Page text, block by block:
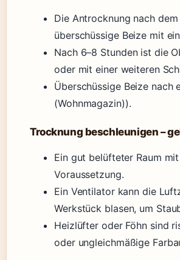
Die Antrocknung nach
überschüssige Beize mit
Nach 6–8 Stunden ist die
oder mit einer weiteren
Überschüssige Beize nach
(Wohnmagazin)).
Trocknung beschleunigen –
Ein gut belüfteter Raum
Voraussetzung.
Ein Ventilator kann die
Werkstück blasen, um
Heizlüfter oder Föhn sind
oder ungleichmäßige